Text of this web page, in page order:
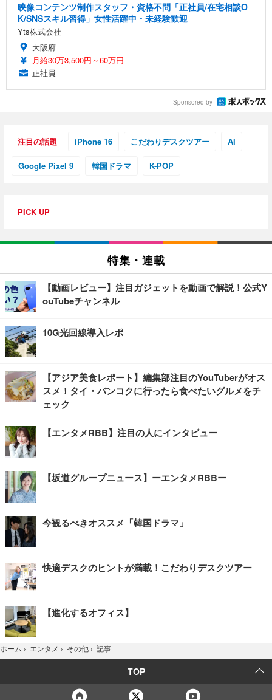
映像コンテンツ制作スタッフ・資格不問「正社員/在宅相談O
K/SNSスキル習得」女性活躍中・未経験歓迎
Yts株式会社
大阪府
月給30万3,500円～60万円
正社員
Sponsored by
注目の話題 iPhone 16 こだわりデスクツアー AI
Google Pixel 9 韓国ドラマ K-POP
PICK UP
特集・連載
【動画レビュー】注目ガジェットを動画で解説！公式Y
ouTubeチャンネル
10G光回線導入レポ
【アジア美食レポート】編集部注目のYouTuberがオス
スメ！タイ・バンコクに行ったら食べたいグルメをチ
ェック
【エンタメRBB】注目の人にインタビュー
【坂道グループニュース】ーエンタメRBBー
今観るべきオススメ「韓国ドラマ」
快適デスクのヒントが満載！こだわりデスクツアー
【進化するオフィス】
ホーム › エンタメ › その他 › 記事
TOP